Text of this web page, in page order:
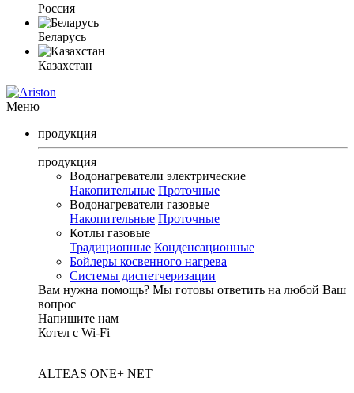
Россия
Беларусь
Казахстан
Меню
продукция
продукция
Водонагреватели электрические
Накопительные Проточные
Водонагреватели газовые
Накопительные Проточные
Котлы газовые
Традиционные Конденсационные
Бойлеры косвенного нагрева
Системы диспетчеризации
Вам нужна помощь? Мы готовы ответить на любой Ваш
вопрос
Напишите нам
Котел с Wi-Fi
ALTEAS ONE+ NET